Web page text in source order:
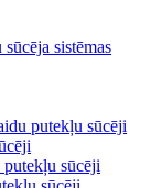
sistēmas
putekļu sūcēji
sūcēji